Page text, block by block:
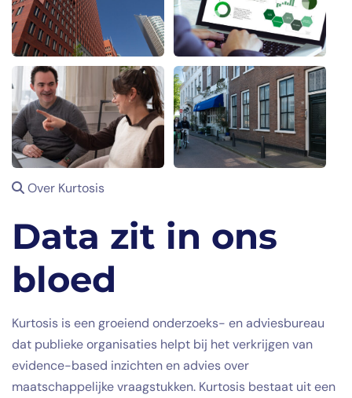
Over Kurtosis
Data zit in ons
bloed
Kurtosis is een groeiend onderzoeks- en adviesbureau
dat publieke organisaties helpt bij het verkrijgen van
evidence-based inzichten en advies over
maatschappelijke vraagstukken. Kurtosis bestaat uit een